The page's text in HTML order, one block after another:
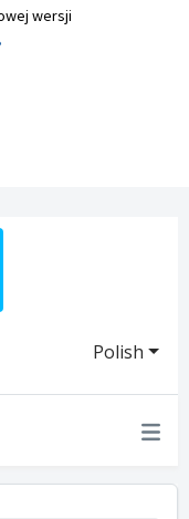
wersji
Polish